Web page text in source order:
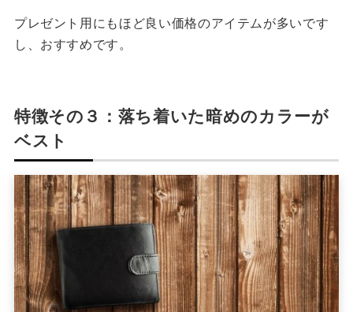
プレゼント用にもほど良い価格のアイテムが多いです
し、おすすめです。
特徴その３：落ち着いた暗めのカラーが
ベスト